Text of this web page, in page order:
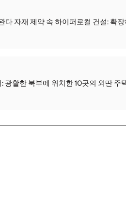
다 자재 제약 속 하이퍼로컬 건설: 확
광활한 북부에 위치한 10곳의 외딴 주